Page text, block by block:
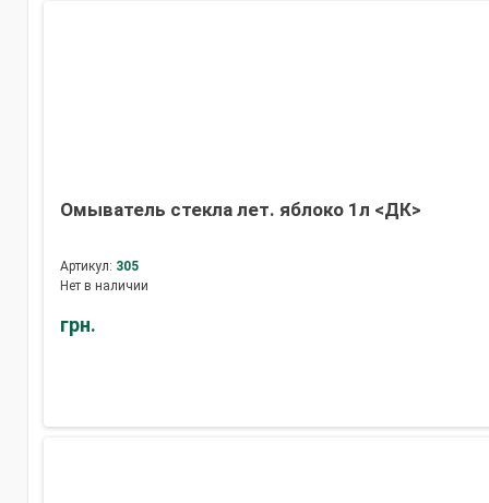
Омыватель стекла лет. яблоко 1л <ДК>
Артикул: 305
Нет в наличии
грн.